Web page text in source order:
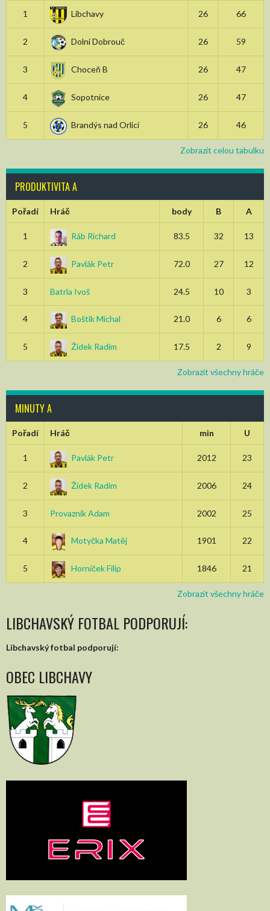
1 Libchavy 26 66
2 Dolní Dobrouč 26 59
3 Choceň B 26 47
4 Sopotnice 26 47
5 Brandýs nad Orlicí 26 46
Zobrazit celou tabulku
PRODUKTIVITA A
Pořadí Hráč body B A
1 Ráb Richard 83.5 32 13
2 Pavlák Petr 72.0 27 12
3 Batrla Ivoš 24.5 10 3
4 Boštík Michal 21.0 6 6
5 Žídek Radim 17.5 2 9
Zobrazit všechny hráče
MINUTY A
Pořadí Hráč min U
1 Pavlák Petr 2012 23
2 Žídek Radim 2006 24
3 Provazník Adam 2002 25
4 Motyčka Matěj 1901 22
5 Horníček Filip 1846 21
Zobrazit všechny hráče
LIBCHAVSKÝ FOTBAL PODPORUJÍ:
Libchavský fotbal podporují:
OBEC LIBCHAVY